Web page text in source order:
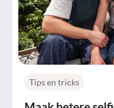
Tips en tricks